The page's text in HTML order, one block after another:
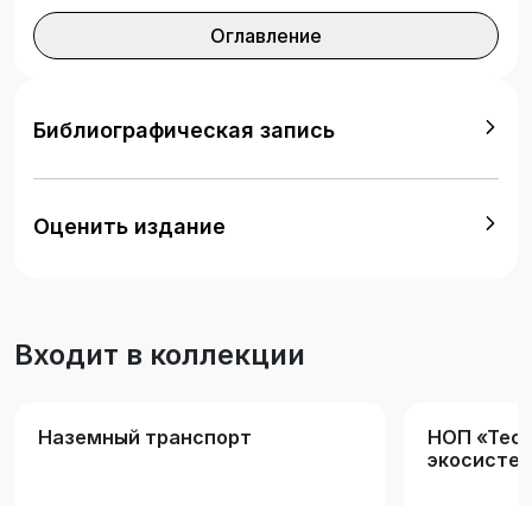
подготовки бакалавров 23.03.01 «Технология
транспортных процессов».
Оглавление
Библиографическая запись
Оценить издание
Входит в коллекции
Наземный транспорт
НОП